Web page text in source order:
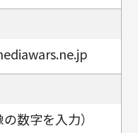
の数字を入力）